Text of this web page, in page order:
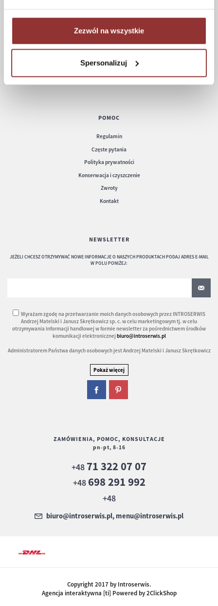
Zezwól na wszystkie
Spersonalizuj
Jak kupować
Czas realizacji zamówienia
Formy płatności
POMOC
Regulamin
Częste pytania
Polityka prywatności
Konserwacja i czyszczenie
Zwroty
Kontakt
NEWSLETTER
JEŻELI CHCESZ OTRZYMYWAĆ NOWE INFORMACJE O NASZYCH PRODUKTACH PODAJ ADRES E-MAIL
W POLU PONIŻEJ:
Wyrażam zgodę na przetwarzanie moich danych osobowych przez INTROSERWIS
Andrzej Matelski i Janusz Skrętkowicz sp. c. w celu marketingowym tj. w celu
otrzymywania informacji handlowej w formie newsletter za pośrednictwem środków
komunikacji elektronicznej biuro@introserwis.pl
Administratorem Państwa danych osobowych jest Andrzej Matelski i Janusz Skrętkowicz
ZAMÓWIENIA, POMOC, KONSULTACJE
pn-pt, 8-16
+48 71 322 07 07
+48 698 291 992
+48
biuro@introserwis.pl, menu@introserwis.pl
Copyright 2017 by Introserwis.
Agencja interaktywna [ti] Powered by 2ClickShop